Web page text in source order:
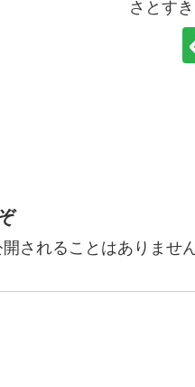
さとす
されることはありませ